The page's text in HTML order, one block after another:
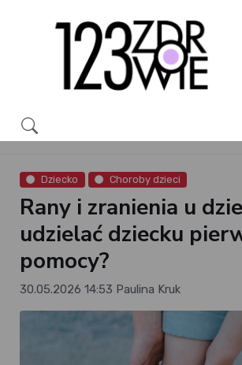
Dziecko Choroby dzieci
Rany i zranienia u
udzielać dziecku
pomocy?
30.05.2026 14:53 Paulina Kruk